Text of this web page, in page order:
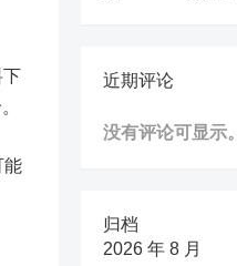
能
近期评论
没有评论可显示。
归档
2026 年 8 月